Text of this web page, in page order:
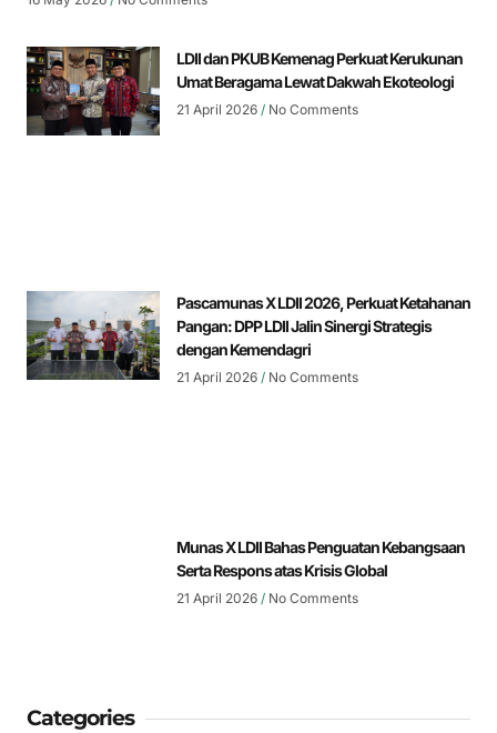
LDII dan PKUB Kemenag Perkuat Kerukunan
Umat Beragama Lewat Dakwah Ekoteologi
21 April 2026 No Comments
Pascamunas X LDII 2026, Perkuat Ketahanan
Pangan: DPP LDII Jalin Sinergi Strategis
dengan Kemendagri
21 April 2026 No Comments
Munas X LDII Bahas Penguatan Kebangsaan
Serta Respons atas Krisis Global
21 April 2026 No Comments
Categories